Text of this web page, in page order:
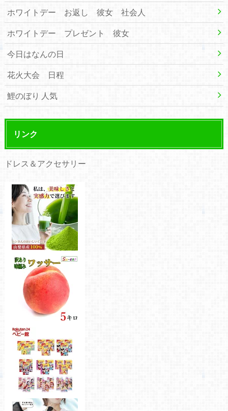
ホワイトデー お返し 彼女 社会人
ホワイトデー プレゼント 彼女
今日はなんの日
花火大会 日程
鯉のぼり 人気
リンク
ドレス＆アクセサリー